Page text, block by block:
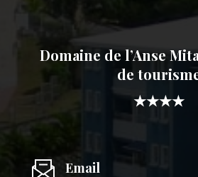
Domaine de l’Anse
de
★★★★
Email